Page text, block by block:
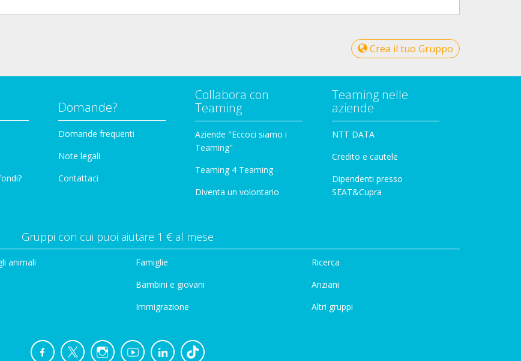
Crea il tuo Gruppo
Domande?
Domande frequenti
Note legali
Contattaci
Collabora con
Teaming
Aziende "Eccoci siamo i
Teaming"
Teaming 4 Teaming
Diventa un volontario
Teaming nelle
aziende
NTT DATA
Credito e cautele
Dipendenti presso
SEAT&Cupra
Gruppi con cui puoi aiutare 1 € al mese
animali
Famiglie
Bambini e giovani
Immigrazione
Ricerca
Anziani
Altri gruppi